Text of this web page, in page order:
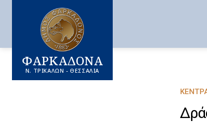
ΦΑΡΚΑΔΟΝΑ
Ν. ΤΡΙΚΑΛΩΝ - ΘΕΣΣΑΛΙΑ